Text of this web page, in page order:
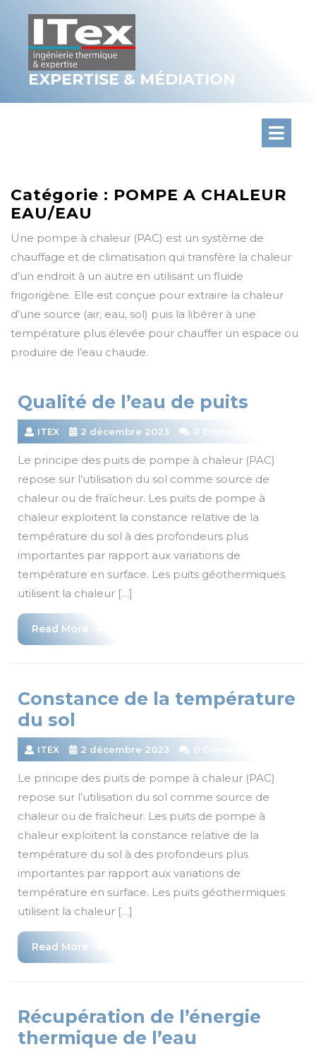
content
EXPERTISE & MÉDIATION
Catégorie : POMPE A CHALEUR
EAU/EAU
Une pompe à chaleur (PAC) est un système de
chauffage et de climatisation qui transfère la chaleur
d’un endroit à un autre en utilisant un fluide
frigorigène. Elle est conçue pour extraire la chaleur
d’une source (air, eau, sol) puis la libérer à une
température plus élevée pour chauffer un espace ou
produire de l’eau chaude.
Qualité de l’eau de puits
ITEX 2 décembre 2023 0 Comments
Le principe des puits de pompe à chaleur (PAC)
repose sur l’utilisation du sol comme source de
chaleur ou de fraîcheur. Les puits de pompe à
chaleur exploitent la constance relative de la
température du sol à des profondeurs plus
importantes par rapport aux variations de
température en surface. Les puits géothermiques
utilisent la chaleur […]
Read More
More
Constance de la température
du sol
ITEX 2 décembre 2023 0 Comments
Le principe des puits de pompe à chaleur (PAC)
repose sur l’utilisation du sol comme source de
chaleur ou de fraîcheur. Les puits de pompe à
chaleur exploitent la constance relative de la
température du sol à des profondeurs plus
importantes par rapport aux variations de
température en surface. Les puits géothermiques
utilisent la chaleur […]
Read More
More
Récupération de l’énergie
thermique de l’eau